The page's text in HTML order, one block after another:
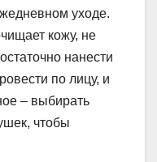
уходе.
кожу, не
нанести
по лицу, и
– выбирать
чтобы